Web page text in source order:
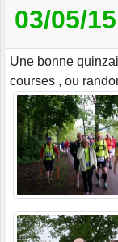
03/05/15
Une bonne
courses , ou